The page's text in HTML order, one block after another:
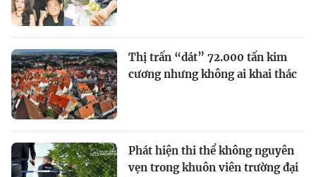
Thị trấn “dát” 72.000 tấn kim
cương nhưng không ai khai thác
Phát hiện thi thể không nguyên
vẹn trong khuôn viên trường đại